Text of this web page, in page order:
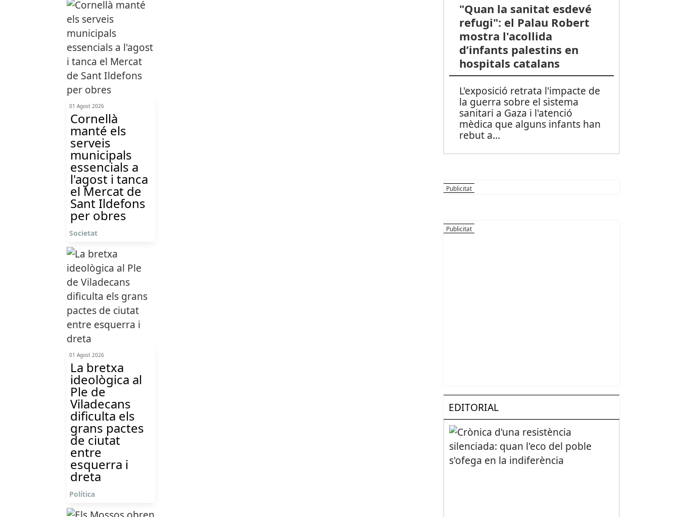
01 Agost 2026
Cornellà
manté els
serveis
municipals
essencials a
l'agost i tanca
el Mercat de
Sant Ildefons
per obres
Societat
01 Agost 2026
La bretxa
ideològica al
Ple de
Viladecans
dificulta els
grans pactes
de ciutat
entre
esquerra i
dreta
Política
"Quan la sanitat esdevé
refugi": el Palau Robert
mostra l'acollida
d’infants palestins en
hospitals catalans
L'exposició retrata l'impacte de
la guerra sobre el sistema
sanitari a Gaza i l'atenció
mèdica que alguns infants han
rebut a...
EDITORIAL